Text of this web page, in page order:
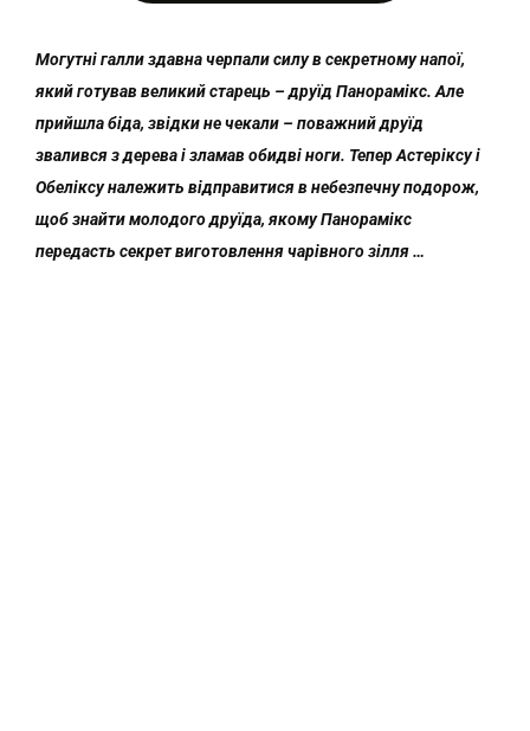
Могутні галли здавна черпали силу в секретному напої,
який готував великий старець – друїд Панорамікс. Але
прийшла біда, звідки не чекали – поважний друїд
звалився з дерева і зламав обидві ноги. Тепер Астеріксу і
Обеліксу належить відправитися в небезпечну подорож,
щоб знайти молодого друїда, якому Панорамікс
передасть секрет виготовлення чарівного зілля …